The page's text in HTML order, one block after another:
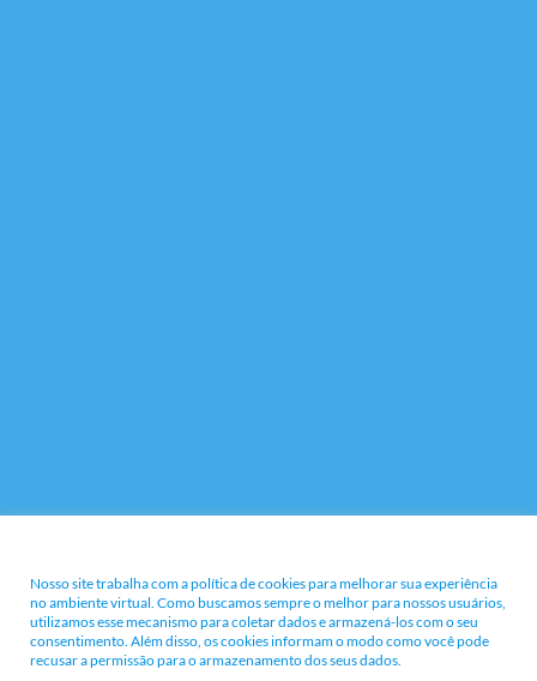
Nosso site trabalha com a política de cookies para melhorar sua experiência
no ambiente virtual. Como buscamos sempre o melhor para nossos usuários,
utilizamos esse mecanismo para coletar dados e armazená-los com o seu
consentimento. Além disso, os cookies informam o modo como você pode
recusar a permissão para o armazenamento dos seus dados.